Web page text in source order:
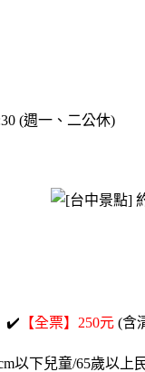
(週一、二公休)
✔️ 【全票】250元(含
以下兒童/65歲以上